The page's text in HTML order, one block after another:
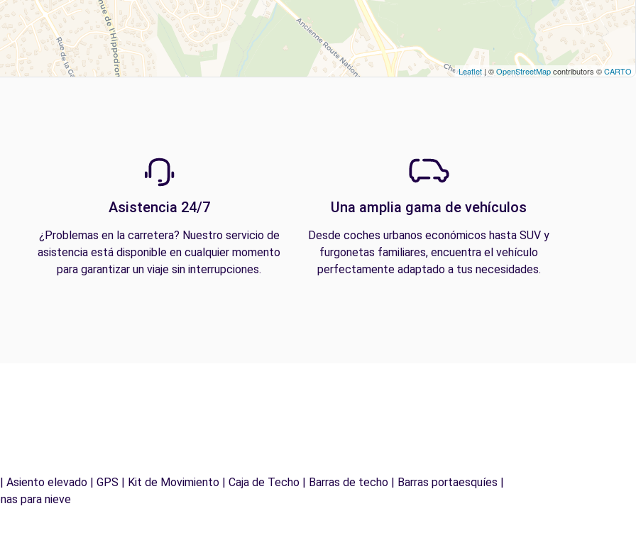
Leaflet | ©OpenStreetMapcontributors ©CARTO
Asistencia 24/7
¿Problemas en la carretera? Nuestro servicio de
asistencia está disponible en cualquier momento
para garantizar un viaje sin interrupciones.
Una amplia gama de vehículos
Desde coches urbanos económicos hasta SUV y
furgonetas familiares, encuentra el vehículo
perfectamente adaptado a tus necesidades.
elevado | GPS | Kit de Movimiento | Caja de Techo | Barras de techo | Barras portaesquíes |
para nieve